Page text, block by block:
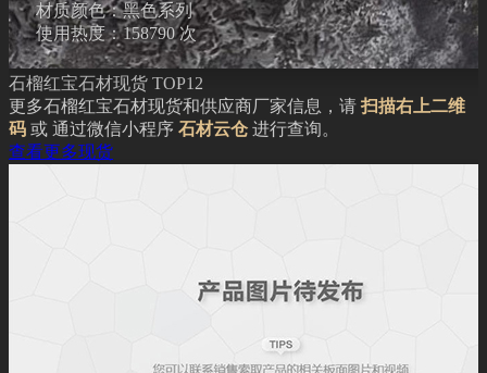
材质颜色：黑色系列
使用热度：158790 次
石榴红宝石材现货 TOP12
更多石榴红宝石材现货和供应商厂家信息，请 扫描右上二维
码 或 通过微信小程序 石材云仓 进行查询。
查看更多现货